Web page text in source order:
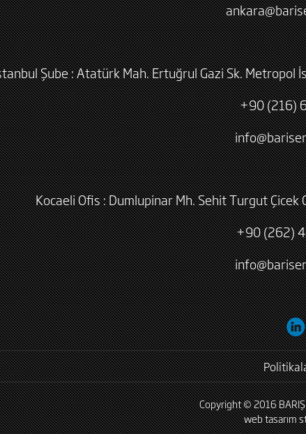
Şube : Atatürk Mah. Ertuğrul Gazi Sk.
+90 (216)
Kocaeli Ofis : Dumlupinar Mh. Sehit Turgut
+90 (262)
Copyright © 2016 BARIŞ
web tasarım